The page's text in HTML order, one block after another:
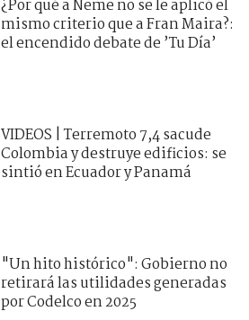
¿Por qué a Neme no se le aplicó el
mismo criterio que a Fran Maira?:
el encendido debate de ’Tu Día’
VIDEOS | Terremoto 7,4 sacude
Colombia y destruye edificios: se
sintió en Ecuador y Panamá
"Un hito histórico": Gobierno no
retirará las utilidades generadas
por Codelco en 2025